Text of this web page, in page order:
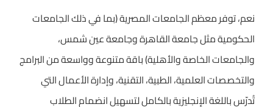
نعم، توفر معظم الجامعات المصرية (بما في ذلك الجامعات
الحكومية مثل جامعة القاهرة وجامعة عين شمس،
والجامعات الخاصة والأهلية) باقة متنوعة وواسعة من البرامج
والتخصصات العلمية، الطبية، التقنية، وإدارة الأعمال التي
تُدرّس باللغة الإنجليزية بالكامل لتسهيل انضمام الطلاب